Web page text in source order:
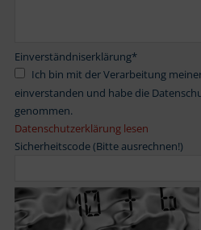
Einverständniserklärung*
einverstanden und habe die
genommen.
Datenschutzerklärung lesen
Sicherheitscode (Bitte ausrechnen!)